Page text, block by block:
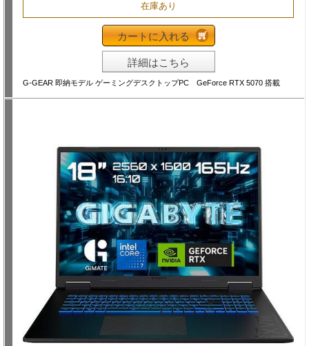
在庫あり
カートに入れる
詳細はこちら
G-GEAR 即納モデル ゲーミングデスクトップPC GeForce RTX 5070 搭載